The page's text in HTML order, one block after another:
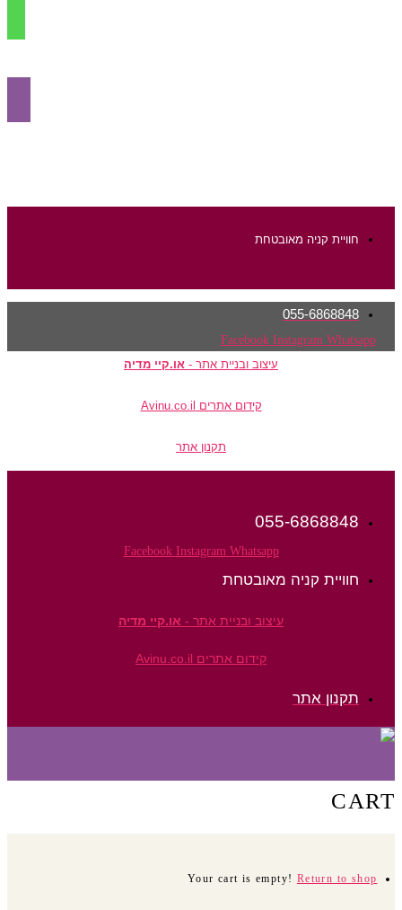
חוויית קניה מאובטחת
055-6868848
Facebook Instagram Whatsapp
עיצוב ובניית אתר -או.קיי מדיה
קידום אתרים Avinu.co.il
תקנון אתר
055-6868848
Facebook Instagram Whatsapp
חוויית קניה מאובטחת
עיצוב ובניית אתר -או.קיי מדיה
קידום אתרים Avinu.co.il
תקנון אתר
CART
Your cart is empty!Return to shop